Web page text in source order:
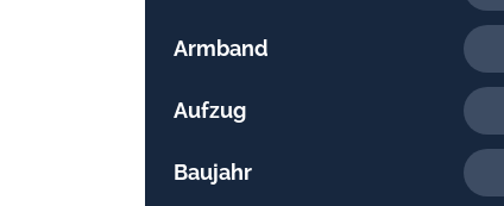
Armband
Aufzug
Baujahr